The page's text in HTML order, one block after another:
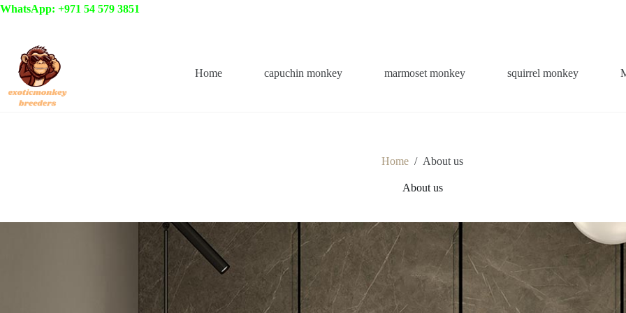
WhatsApp: +971 54 579 3851
Home capuchin monkey marmoset monkey squirrel monkey
Home / About us
About us